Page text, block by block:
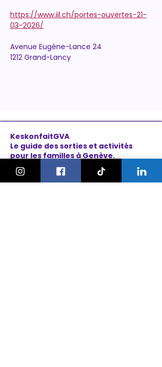
https://www.iil.ch/portes-ouvertes-21-
03-2026/
Avenue Eugène-Lance 24
1212 Grand-Lancy
KeskonfaitGVA
Le guide des sorties et activités
pour les familles à Genève.
On bouge les familles ou bien ?!